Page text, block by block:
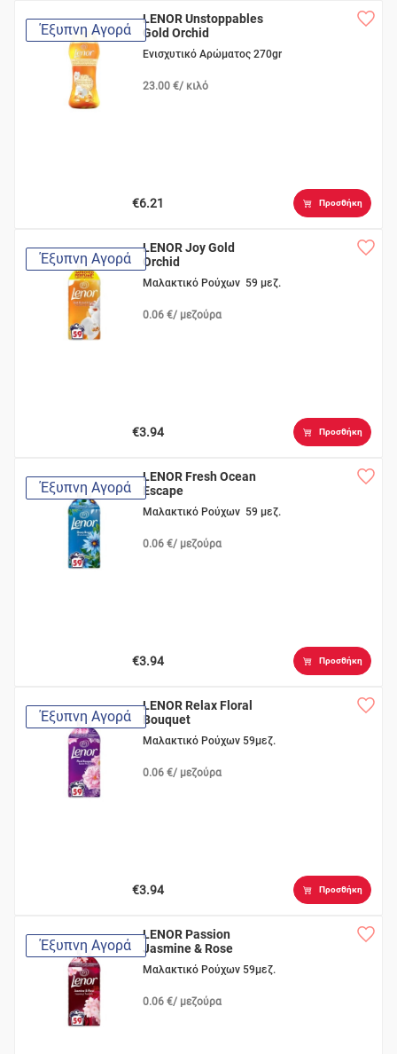
Έξυπνη Αγορά
LENOR Unstoppables
Gold Orchid
Ενισχυτικό Αρώματος 270gr
23.00 €/ κιλό
€6.21 Προσθήκη
Έξυπνη Αγορά
LENOR Joy Gold
Orchid
Μαλακτικό Ρούχων 59 μεζ.
0.06 €/ μεζούρα
€3.94 Προσθήκη
Έξυπνη Αγορά
LENOR Fresh Ocean
Escape
Μαλακτικό Ρούχων 59 μεζ.
0.06 €/ μεζούρα
€3.94 Προσθήκη
Έξυπνη Αγορά
LENOR Relax Floral
Bouquet
Μαλακτικό Ρούχων 59μεζ.
0.06 €/ μεζούρα
€3.94 Προσθήκη
Έξυπνη Αγορά
LENOR Passion
Jasmine & Rose
Μαλακτικό Ρούχων 59μεζ.
0.06 €/ μεζούρα